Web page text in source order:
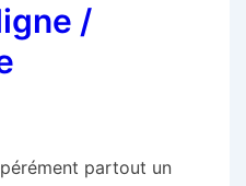
/
partout un